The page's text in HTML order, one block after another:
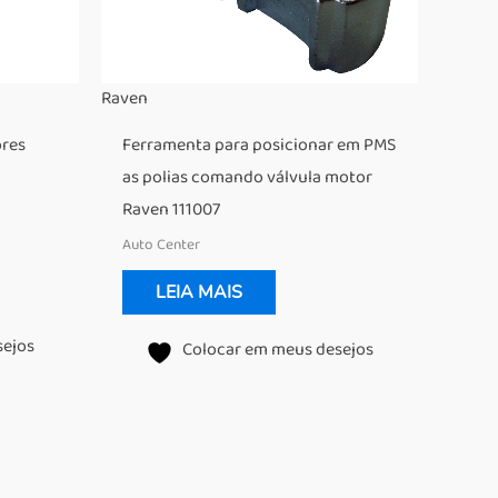
Raven
Ferramenta para posicionar em PMS
as polias comando válvula motor
Raven 111007
Auto Center
LEIA MAIS
Colocar em meus desejos